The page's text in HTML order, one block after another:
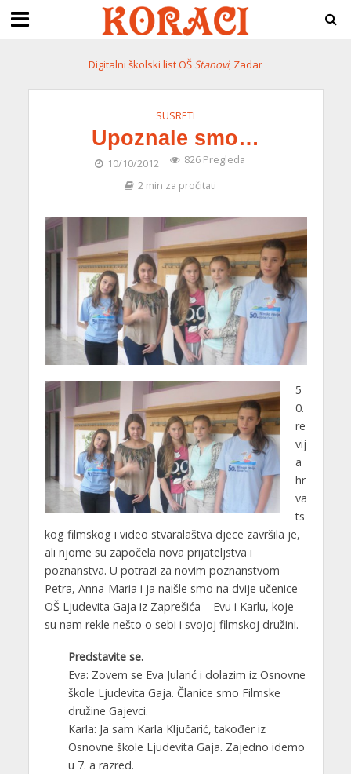
Digitalni školski list OŠStanovi, Zadar
SUSRETI
Upoznale smo…
10/10/2012
826 Pregleda
2 min za pročitati
5
0.
re
vij
a
hr
va
ts
kog filmskog i video stvaralaštva djece završila je,
ali njome su započela nova prijateljstva i
poznanstva. U potrazi za novim poznanstvom
Petra, Anna-Maria i ja naišle smo na dvije učenice
OŠ Ljudevita Gaja iz Zaprešića – Evu i Karlu, koje
su nam rekle nešto o sebi i svojoj filmskoj družini.
Predstavite se.
Eva: Zovem se Eva Jularić i dolazim iz Osnovne
škole Ljudevita Gaja. Članice smo Filmske
družine Gajevci.
Karla: Ja sam Karla Ključarić, također iz
Osnovne škole Ljudevita Gaja. Zajedno idemo
u 7. a razred.